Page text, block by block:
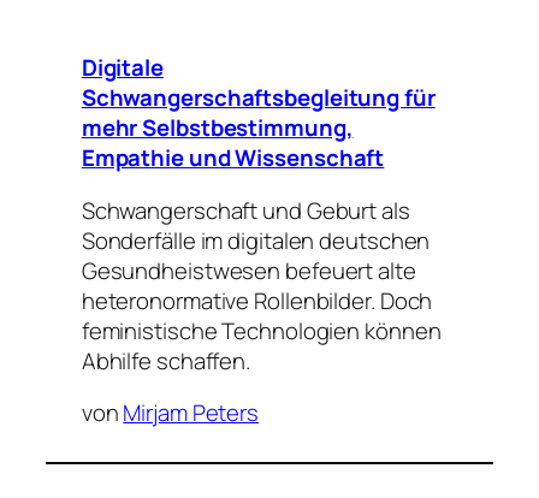
Digitale
Schwangerschaftsbegleitung für
mehr Selbstbestimmung,
Empathie und Wissenschaft
Schwangerschaft und Geburt als
Sonderfälle im digitalen deutschen
Gesundheistwesen befeuert alte
heteronormative Rollenbilder. Doch
feministische Technologien können
Abhilfe schaffen.
vonMirjam Peters